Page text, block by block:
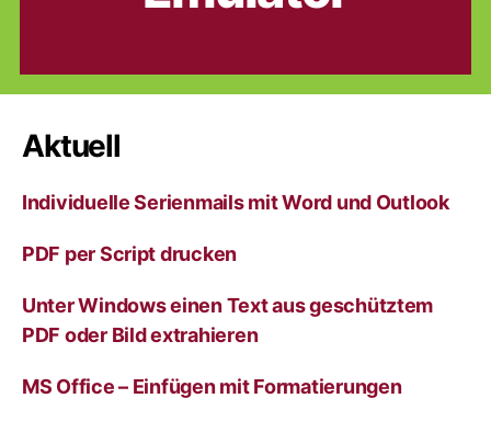
Aktuell
Individuelle Serienmails mit Word und Outlook
PDF per Script drucken
Unter Windows einen Text aus geschütztem
PDF oder Bild extrahieren
MS Office – Einfügen mit Formatierungen